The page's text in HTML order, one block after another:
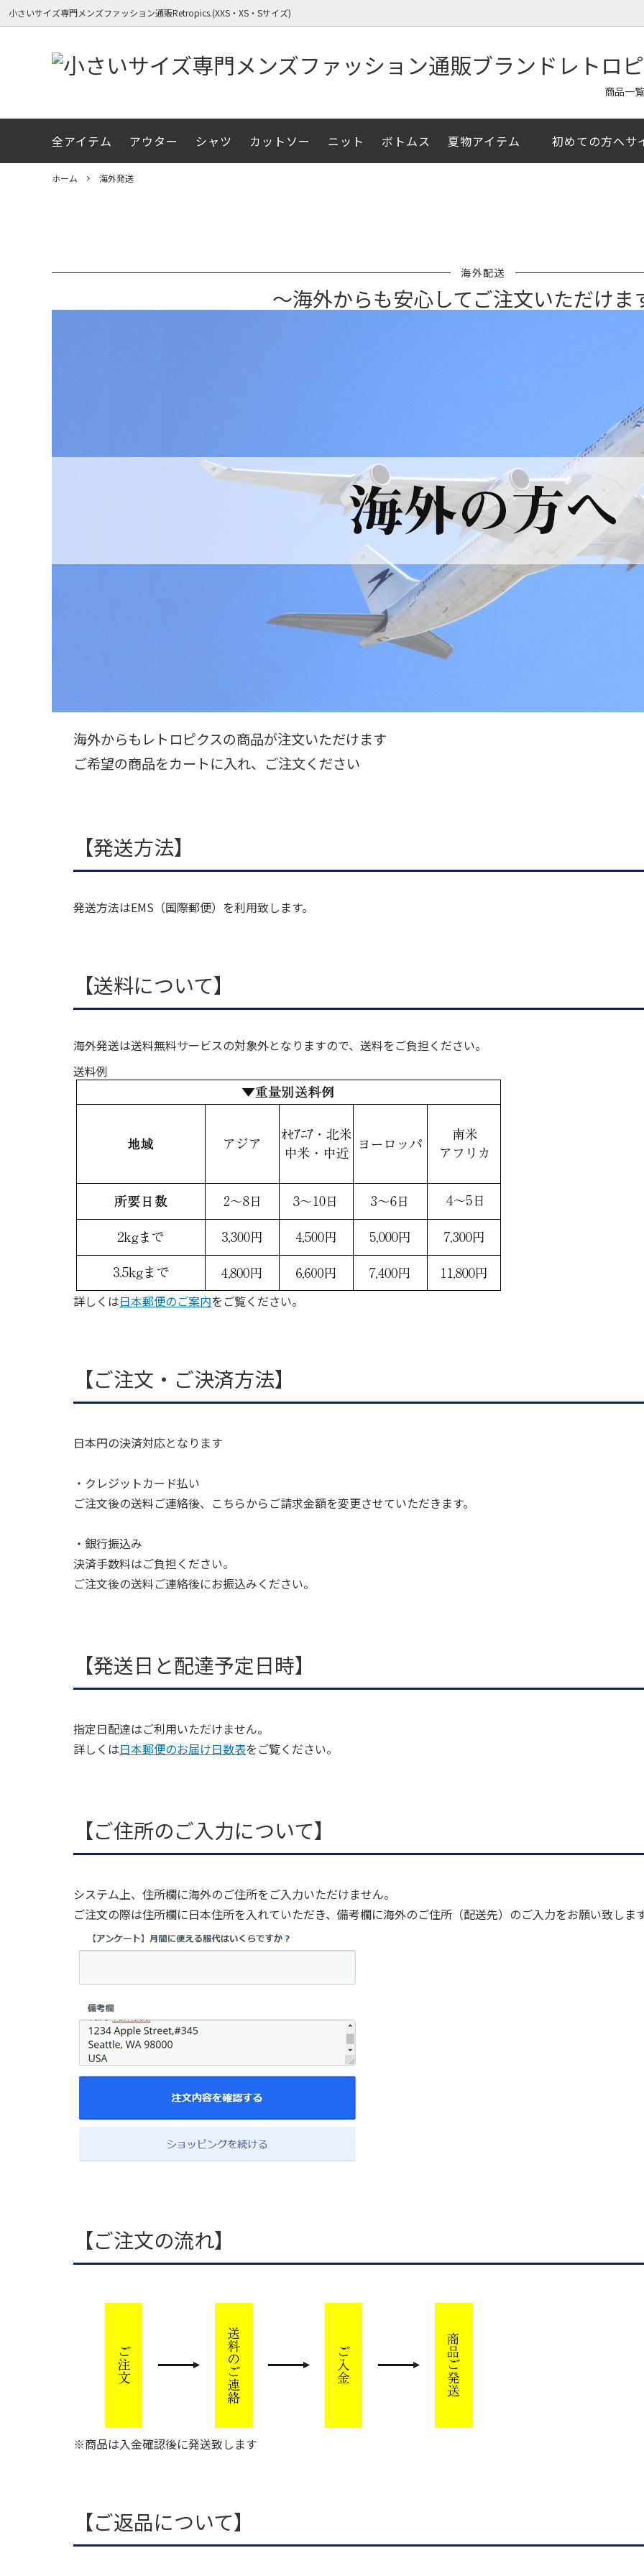
小さいサイズ専門メンズファッション通販Retropics.(XXS・XS・Sサイズ)
商品一
全アイテム一覧（新着順） 長袖シャツ/半袖シャツ アウター/ジャケット
ボトムス
全アイテム一覧（新着順） 春物アイテム 夏物アイテム
冬物アイテム
RetroPics.のコンセプト メディア掲載 メルマガ登録クーポン
初めての方へサイズガイド
全アイテム アウター シャツ カットソー ニット ボトムス 夏物アイテム 初めての方へサ
ホーム 海外発送
海外配送
～海外からも安心してご注文いただけま
海外からもレトロピクスの商品が注文いただけます
ご希望の商品をカートに入れ、ご注文ください
【発送方法】
発送方法はEMS（国際郵便）を利用致します。
【送料について】
海外発送は送料無料サービスの対象外となりますので、送料をご負担ください。
送料例
詳しくは日本郵便のご案内をご覧ください。
【ご注文・ご決済方法】
日本円の決済対応となります
・クレジットカード払い
ご注文後の送料ご連絡後、こちらからご請求金額を変更させていただきます。
・銀行振込み
決済手数料はご負担ください。
ご注文後の送料ご連絡後にお振込みください。
【発送日と配達予定日時】
指定日配達はご利用いただけません。
詳しくは日本郵便のお届け日数表をご覧ください。
【ご住所のご入力について】
システム上、住所欄に海外のご住所をご入力いただけません。
ご注文の際は住所欄に日本住所を入れていただき、 備考欄に海外のご住所（配送先）のご入力をお願い致しま
【ご注文の流れ】
※商品は入金確認後に発送致します
【ご返品について】